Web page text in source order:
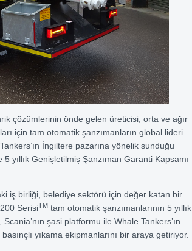
çözümlerinin önde gelen üreticisi, orta ve ağır
için tam otomatik şanzımanların global lideri
İngiltere pazarına yönelik sunduğu
yıllık Genişletilmiş Şanzıman Garanti Kapsamı
iş birliği, belediye sektörü için değer katan bir
SerisiTM tam otomatik şanzımanlarının 5 yıllık
şasi platformu ile Whale Tankers’ın
yıkama ekipmanlarını bir araya getiriyor.